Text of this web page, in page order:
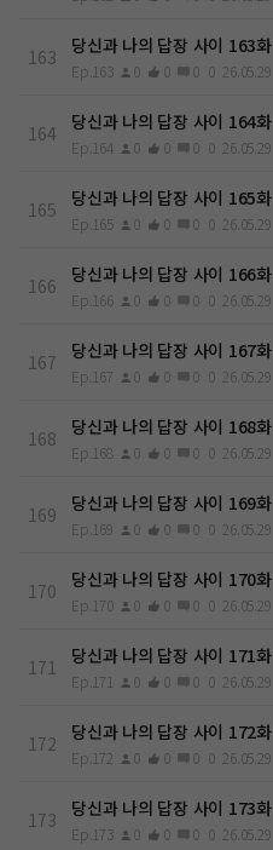
163 당신과 나의 답장 사이 163화
Ep.163 0 0 0 0 26.05.29
164 당신과 나의 답장 사이 164화
Ep.164 0 0 0 0 26.05.29
165 당신과 나의 답장 사이 165화
Ep.165 0 0 0 0 26.05.29
166 당신과 나의 답장 사이 166화
Ep.166 0 0 0 0 26.05.29
167 당신과 나의 답장 사이 167화
Ep.167 0 0 0 0 26.05.29
168 당신과 나의 답장 사이 168화
Ep.168 0 0 0 0 26.05.29
169 당신과 나의 답장 사이 169화
Ep.169 0 0 0 0 26.05.29
170 당신과 나의 답장 사이 170화
Ep.170 0 0 0 0 26.05.29
171 당신과 나의 답장 사이 171화
Ep.171 0 0 0 0 26.05.29
172 당신과 나의 답장 사이 172화
Ep.172 0 0 0 0 26.05.29
173 당신과 나의 답장 사이 173화
Ep.173 0 0 0 0 26.05.29